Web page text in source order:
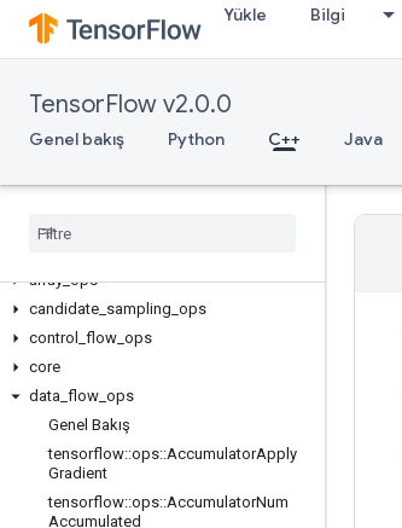
Yükle Bilgi
TensorFlow v2.0.0
Genel bakış Python C++ Java
array_ops
candidate sampling ops
control
flow ops
core
data flow ops
Genel Bakış
tensorflow::ops::AccumulatorApply
Gradient
tensorflow::ops::AccumulatorNum
Accumulated